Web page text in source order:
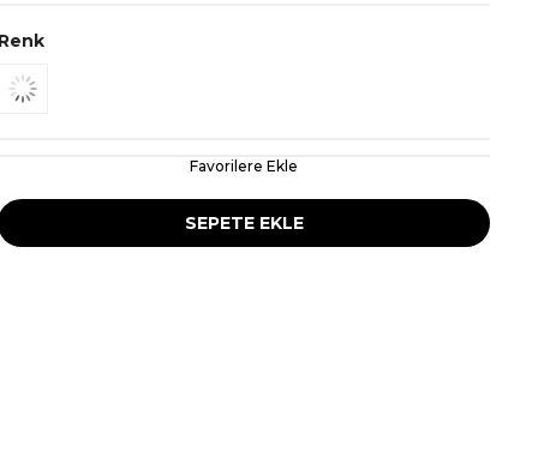
Renk
Favorilere Ekle